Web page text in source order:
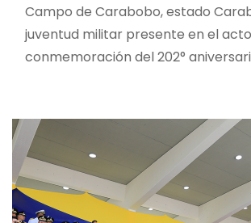
Campo de Carabobo, estado
juventud militar presente en el
conmemoración del 202°